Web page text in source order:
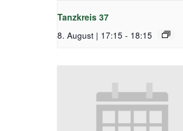
Tanzkreis 37
8. August | 17:15 - 18:15